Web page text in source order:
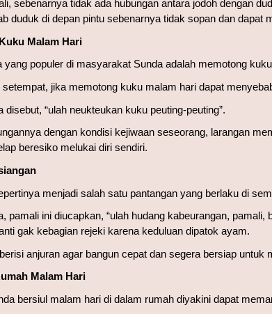
sebenarnya tidak ada hubungan antara jodoh dengan
duduk di depan pintu sebenarnya tidak sopan dan dapat
Malam Hari
yang populer di masyarakat Sunda adalah memotong
jika memotong kuku malam hari dapat
disebut, “ulah neukteukan kuku peuting-peuting”.
dengan kondisi kejiwaan seseorang, larangan
beresiko melukai diri sendiri.
menjadi salah satu pantangan yang berlaku di
pamali ini diucapkan, “ulah hudang kabeurangan,
gak kebagian rejeki karena keduluan dipatok ayam.
anjuran agar bangun cepat dan segera bersiap untuk
Malam Hari
bersiul malam hari di dalam rumah diyakini dapat